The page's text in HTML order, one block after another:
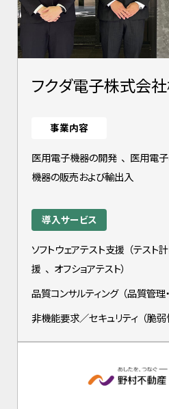
フクダ電子株式会
事業内容
医用電子機器の開発 、 医用電
機器の販売および輸出入
導入サービス
ソフトウェアテスト支援 （テスト
援 、 オフショアテスト）
品質コンサルティング （品質管理
非機能要求／セキュリティ （脆弱